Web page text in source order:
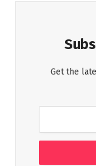
Get the